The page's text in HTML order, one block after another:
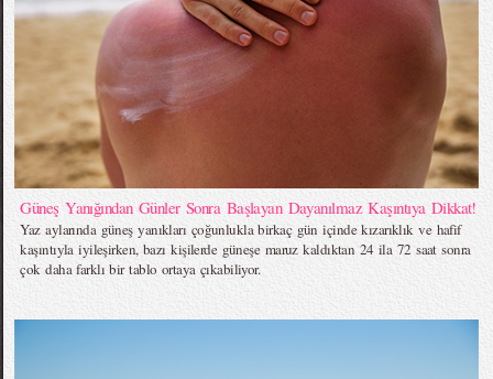
Güneş Yanığından Günler Sonra Başlayan Dayanılmaz Kaşıntıya Dikkat!
Yaz aylarında güneş yanıkları çoğunlukla birkaç gün içinde kızarıklık ve hafif
kaşıntıyla iyileşirken, bazı kişilerde güneşe maruz kaldıktan 24 ila 72 saat sonra
çok daha farklı bir tablo ortaya çıkabiliyor.